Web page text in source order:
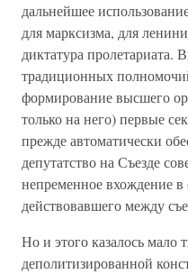
дальнейшее
для марксизма, для
диктатура пролетариата.
традиционных
формирование высшего
только на него) первые
прежде автоматически
депутатство на Съезде
непременное вхождение в
действовавшего между
Но и этого казалось мало
деполитизированной